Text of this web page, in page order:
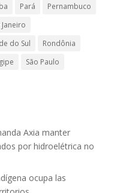
Pará
Pernambuco
do Sul
Rondônia
São Paulo
Axia manter
por hidroelétrica no
ocupa las